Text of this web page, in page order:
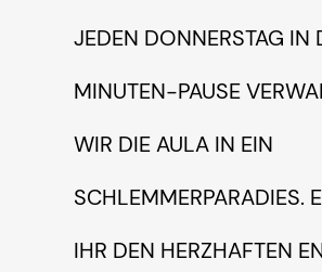
EDEN DONNERSTAG IN
INUTEN-PAUSE
IR DIE AULA IN EIN S
CHLEMMERPARADIES.
HR DEN HERZHAFTEN